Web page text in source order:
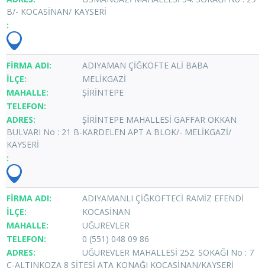
B/- KOCASİNAN/ KAYSERİ
ADIYAMAN ÇİĞKÖFTE ALİ BABA
MELİKGAZİ
ŞİRİNTEPE
ŞİRİNTEPE MAHALLESİ GAFFAR OKKAN
BULVARI No : 21 B-KARDELEN APT A BLOK/- MELİKGAZİ/
KAYSERİ
ADIYAMANLI ÇİĞKÖFTECİ RAMİZ EFENDİ
KOCASİNAN
UĞUREVLER
0 (551) 048 09 86
UĞUREVLER MAHALLESİ 252. SOKAĞI No : 7
C-ALTINKOZA 8 SİTESİ ATA KONAĞI KOCASİNAN/KAYSERİ